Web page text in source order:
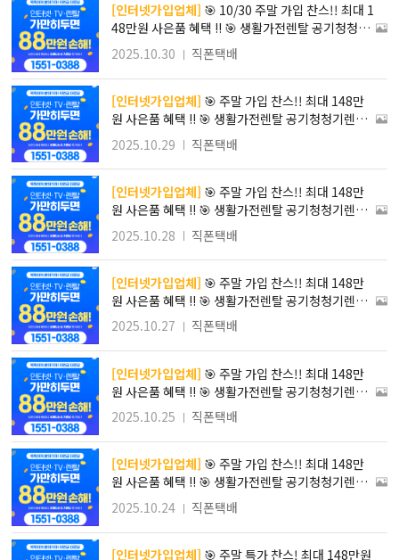
[인터넷가입업체]
48만원 사은품 혜택 !! 🎯 생활가전렌탈 공기청청기
렌탈할인 정수기렌탈사은품 정수기렌탈저렴한곳 정
수기렌탈비교 TV렌탈가격 가정비좋은가전렌탈 가
전렌탈사은품많이주는곳
2025.10.30 직폰택배
[인터넷가입업체]
원 사은품 혜택 !! 🎯 생활가전렌탈 공기청청기렌탈
할인 정수기렌탈사은품 정수기렌탈저렴한곳 정수기
렌탈비교 TV렌탈가격 가정비좋은가전렌탈 가전렌
탈사은품많이주는곳
2025.10.29 직폰택배
[인터넷가입업체]
원 사은품 혜택 !! 🎯 생활가전렌탈 공기청청기렌탈
할인 정수기렌탈사은품 정수기렌탈저렴한곳 정수기
렌탈비교 TV렌탈가격 가정비좋은가전렌탈 가전렌
탈사은품많이주는곳
2025.10.28 직폰택배
[인터넷가입업체]
원 사은품 혜택 !! 🎯 생활가전렌탈 공기청청기렌탈
할인 정수기렌탈사은품 정수기렌탈저렴한곳 정수기
렌탈비교 TV렌탈가격 가정비좋은가전렌탈 가전렌
탈사은품많이주는곳
2025.10.27 직폰택배
[인터넷가입업체]
원 사은품 혜택 !! 🎯 생활가전렌탈 공기청청기렌탈
할인 정수기렌탈사은품 정수기렌탈저렴한곳 정수기
렌탈비교 TV렌탈가격 가정비좋은가전렌탈 가전렌
탈사은품많이주는곳
2025.10.25 직폰택배
[인터넷가입업체]
원 사은품 혜택 !! 🎯 생활가전렌탈 공기청청기렌탈
할인 정수기렌탈사은품 정수기렌탈저렴한곳 정수기
렌탈비교 TV렌탈가격 가정비좋은가전렌탈 가전렌
탈사은품많이주는곳
2025.10.24 직폰택배
[인터넷가입업체]